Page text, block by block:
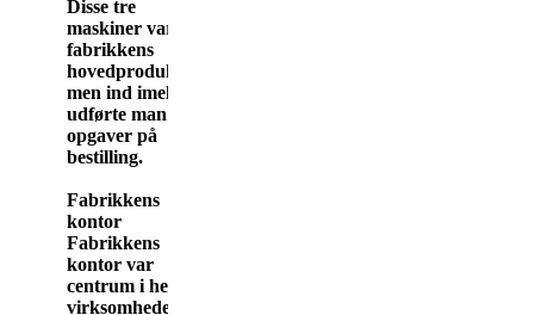
Disse tre
maskiner var
fabrikkens
hovedproduktion,
men ind imellem
udførte man også
opgaver på
bestilling.
Fabrikkens
kontor
Fabrikkens
kontor var
centrum i hele
virksomheden: